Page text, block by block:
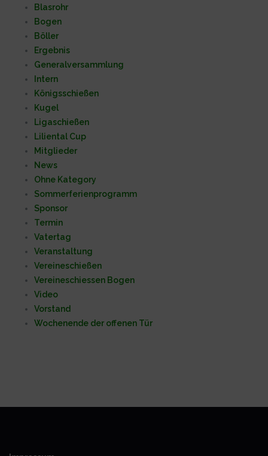
Blasrohr
Bogen
Böller
Ergebnis
Generalversammlung
Intern
Königsschießen
Kugel
Ligaschießen
Liliental Cup
Mitglieder
News
Ohne Kategory
Sommerferienprogramm
Sponsor
Termin
Vatertag
Veranstaltung
Vereineschießen
Vereineschiessen Bogen
Video
Vorstand
Wochenende der offenen Tür